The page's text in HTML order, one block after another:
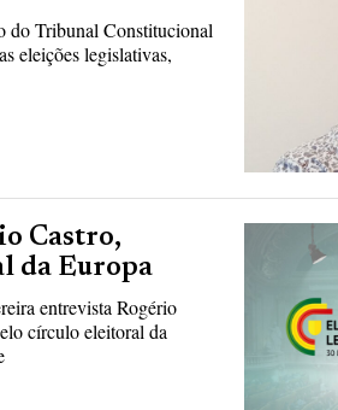
do Tribunal Constitucional
eleições legislativas,
Castro,
da Europa
entrevista Rogério
círculo eleitoral da